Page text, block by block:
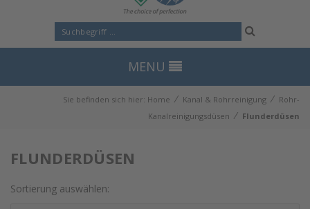
MENU
Sie befinden sich hier: Home ⁄ Kanal & Rohrreinigung ⁄ Rohr-
Kanalreinigungsdüsen ⁄ Flunderdüsen
FLUNDERDÜSEN
Sortierung auswählen: